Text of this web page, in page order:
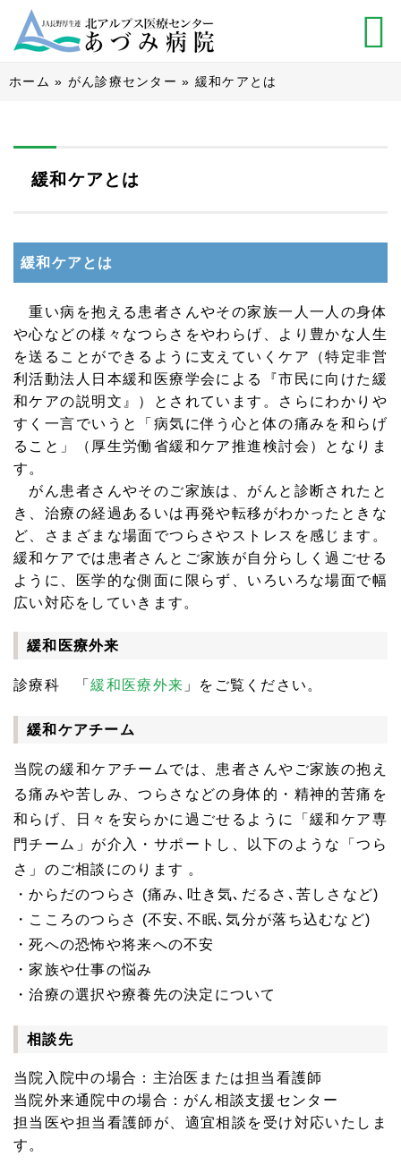
ホーム » がん診療センター » 緩和ケアとは
緩和ケアとは
緩和ケアとは
重い病を抱える患者さんやその家族一人一人の身体
や心などの様々なつらさをやわらげ、より豊かな人生
を送ることができるように支えていくケア（特定非営
利活動法人日本緩和医療学会による『市民に向けた緩
和ケアの説明文』）とされています。さらにわかりや
すく一言でいうと「病気に伴う心と体の痛みを和らげ
ること」（厚生労働省緩和ケア推進検討会）となりま
す。
がん患者さんやそのご家族は、がんと診断されたと
き、治療の経過あるいは再発や転移がわかったときな
ど、さまざまな場面でつらさやストレスを感じます。
緩和ケアでは患者さんとご家族が自分らしく過ごせる
ように、医学的な側面に限らず、いろいろな場面で幅
広い対応をしていきます。
緩和医療外来
診療科 「緩和医療外来 」をご覧ください。
緩和ケアチーム
当院の緩和ケアチームでは、患者さんやご家族の抱え
る痛みや苦しみ、つらさなどの身体的・精神的苦痛を
和らげ、日々を安らかに過ごせるように「緩和ケア専
門チーム」が介入・サポートし、以下のような「つら
さ」のご相談にのります 。
・からだのつらさ (痛み､吐き気､だるさ､苦しさなど)
・こころのつらさ (不安､不眠､気分が落ち込むなど)
・死への恐怖や将来への不安
・家族や仕事の悩み
・治療の選択や療養先の決定について
相談先
当院入院中の場合：主治医または担当看護師
当院外来通院中の場合：がん相談支援センター
担当医や担当看護師が、適宜相談を受け対応いたしま
す。